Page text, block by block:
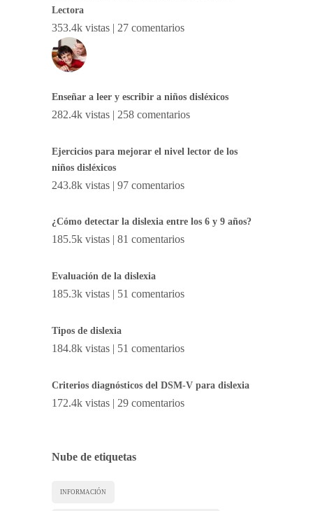
Lectora
353.4k vistas | 27 comentarios
Enseñar a leer y escribir a niños disléxicos
282.4k vistas | 258 comentarios
Ejercicios para mejorar el nivel lector de los
niños disléxicos
243.8k vistas | 97 comentarios
¿Cómo detectar la dislexia entre los 6 y 9 años?
185.5k vistas | 81 comentarios
Evaluación de la dislexia
185.3k vistas | 51 comentarios
Tipos de dislexia
184.8k vistas | 51 comentarios
Criterios diagnósticos del DSM-V para dislexia
172.4k vistas | 29 comentarios
Nube de etiquetas
INFORMACIÓN